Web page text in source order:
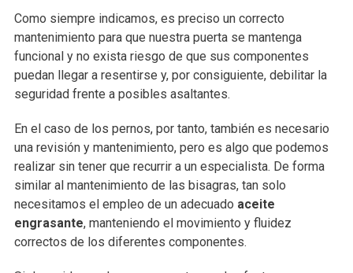
Como siempre indicamos, es preciso un correcto
mantenimiento para que nuestra puerta se mantenga
funcional y no exista riesgo de que sus componentes
puedan llegar a resentirse y, por consiguiente, debilitar la
seguridad frente a posibles asaltantes.
En el caso de los pernos, por tanto, también es necesario
una revisión y mantenimiento, pero es algo que podemos
realizar sin tener que recurrir a un especialista. De forma
similar al mantenimiento de las bisagras, tan solo
necesitamos el empleo de un adecuado aceite
engrasante, manteniendo el movimiento y fluidez
correctos de los diferentes componentes.